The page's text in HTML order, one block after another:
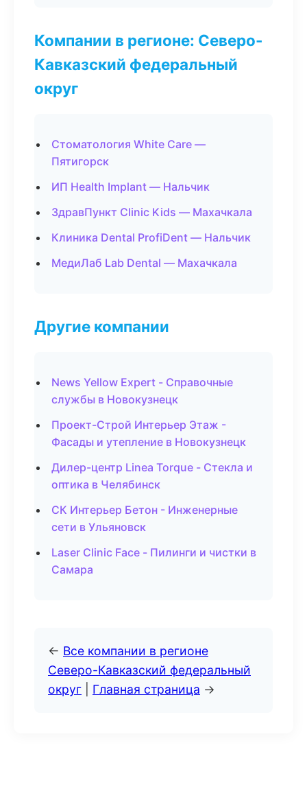
Компании в регионе: Северо-
Кавказский федеральный
округ
Стоматология White Care —
Пятигорск
ИП Health Implant — Нальчик
ЗдравПункт Clinic Kids — Махачкала
Клиника Dental ProfiDent — Нальчик
МедиЛаб Lab Dental — Махачкала
Другие компании
News Yellow Expert - Справочные
службы в Новокузнецк
Проект-Строй Интерьер Этаж -
Фасады и утепление в Новокузнецк
Дилер-центр Linea Torque - Стекла и
оптика в Челябинск
СК Интерьер Бетон - Инженерные
сети в Ульяновск
Laser Clinic Face - Пилинги и чистки в
Самара
← Все компании в регионе
Северо-Кавказский федеральный
округ
Главная страница →